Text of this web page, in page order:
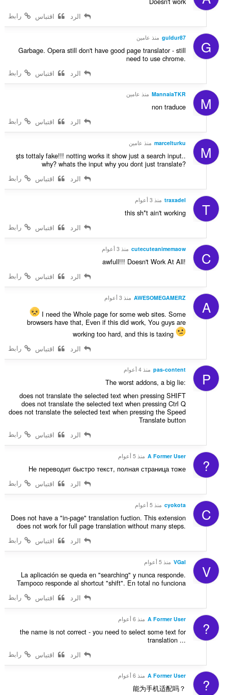
رابط
الرد اقتباس
G
guldur87 منذ عامين
Garbage. Opera still don't have good page translator - still
need to use chrome.
رابط
الرد اقتباس
M
MannaiaTKR منذ عامين
non traduce
رابط
الرد اقتباس
M
marcelturku منذ عامين
şts tottaly fake!!! notting works it show just a search input..
why? whats the input why you dont just translate?
رابط
الرد اقتباس
T
traxadel منذ 3 أعوام
this sh*t ain't working
رابط
الرد اقتباس
C
cutecuteanimemaow منذ 3 أعوام
awfull!!! Doesn't Work At All!
رابط
الرد اقتباس
A
AWESOMEGAMERZ منذ 3 أعوام
I need the Whole page for some web sites. Some
browsers have that, Even if this did work, You guys are
working too hard, and this is taxing
رابط
الرد اقتباس
P
pas-content منذ 4 أعوام
The worst addons, a big lie:
does not translate the selected text when pressing SHIFT
does not translate the selected text when pressing Ctrl Q
does not translate the selected text when pressing the Speed
Translate button
رابط
الرد اقتباس
?
A Former User منذ 5 أعوام
Не переводит быстро текст, полная страница тоже
رابط
الرد اقتباس
C
cyokota منذ 5 أعوام
Does not have a "in-page" translation fuction. This extension
does not work for full page translation without many steps.
رابط
الرد اقتباس
V
VGal منذ 5 أعوام
La aplicación se queda en "searching" y nunca responde.
Tampoco responde al shortcut "shift". En total no funciona
رابط
الرد اقتباس
?
A Former User منذ 6 أعوام
the name is not correct - you need to select some text for
translation ...
رابط
الرد اقتباس
?
A Former User منذ 6 أعوام
能为手机适配吗？